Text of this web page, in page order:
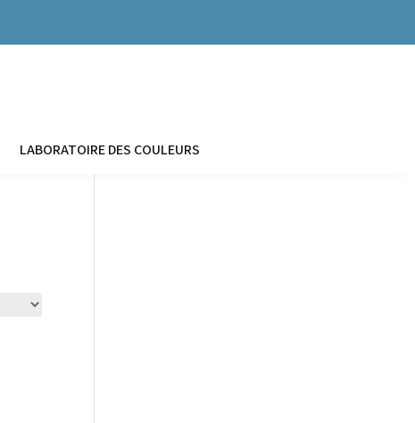
LABORATOIRE DES COULEURS